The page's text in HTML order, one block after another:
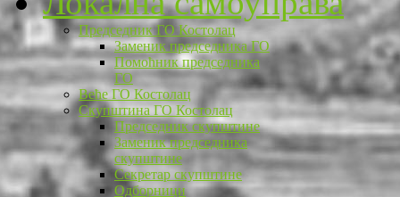
Председник ГО Костолац
Заменик председника ГО
Помоћник председника
ГО
Веће ГО Костолац
Скупштина ГО Костолац
Председник скупштине
Заменик председника
скупштине
Секретар скупштине
Одборници